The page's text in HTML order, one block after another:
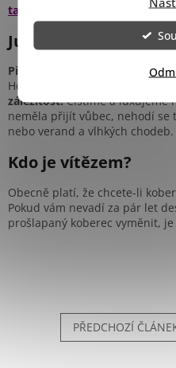
takovém případě
nejlépe čistit
Jutové koberce
Přírodní materiál
je velmi
Hodí se tam, kde na něj často
záležitost.Čistíme a luxujeme
neměla přijít vůbec, nehodí se
nebo verand a vlhkých chodeb.
Kdo je vítězem?
Obecně platí, že chcete-li
Pokud vám nevadí za pár let
prošlapaný koberec vyměnit,
PŘEDCHOZÍ